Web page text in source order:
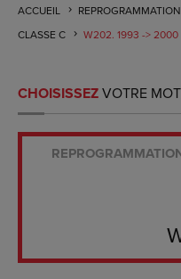
ACCUEIL
CLASSE C
W202. 1993 -> 2000
CHOISISSEZVOTRE